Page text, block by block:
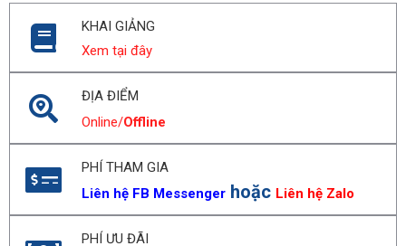
KHAI GIẢNG
Xem tại đây
ĐỊA ĐIỂM
Online/Offline
PHÍ THAM GIA
Liên hệ FB Messenger hoặc Liên hệ Zalo
PHÍ ƯU ĐÃI